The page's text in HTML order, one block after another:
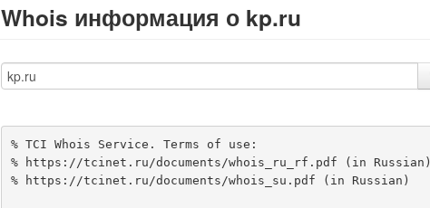
Whois информация о kp.ru
% TCI Whois Service. Terms of use:
% https://tcinet.ru/documents/whois_ru_rf.pdf (in Russian)
% https://tcinet.ru/documents/whois_su.pdf (in Russian)